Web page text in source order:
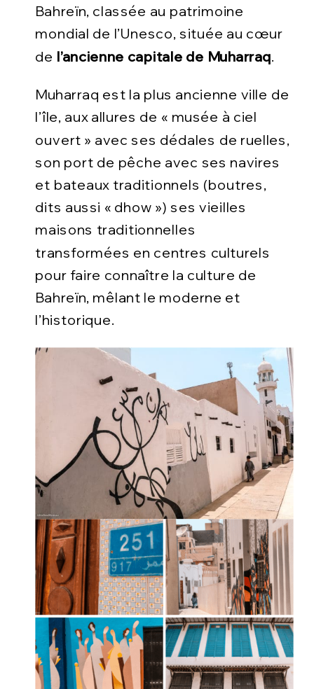
Bahreïn, classée au patrimoine
mondial de l’Unesco, située au cœur
de l’ancienne capitale de Muharraq.
Muharraq est la plus ancienne ville de
l’île, aux allures de « musée à ciel
ouvert » avec ses dédales de ruelles,
son port de pêche avec ses navires
et bateaux traditionnels (boutres,
dits aussi « dhow ») ses vieilles
maisons traditionnelles
transformées en centres culturels
pour faire connaître la culture de
Bahreïn, mêlant le moderne et
l’historique.